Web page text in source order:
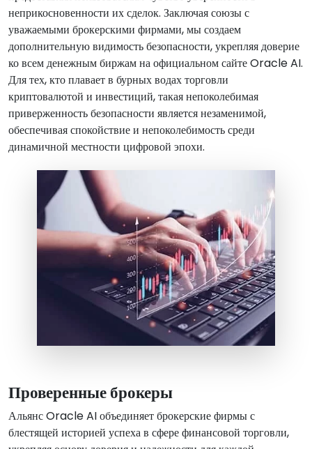
неприкосновенности их сделок. Заключая союзы с
уважаемыми брокерскими фирмами, мы создаем
дополнительную видимость безопасности, укрепляя доверие
ко всем денежным биржам на официальном сайте Oracle AI.
Для тех, кто плавает в бурных водах торговли
криптовалютой и инвестиций, такая непоколебимая
приверженность безопасности является незаменимой,
обеспечивая спокойствие и непоколебимость среди
динамичной местности цифровой эпохи.
Проверенные брокеры
Альянс Oracle AI объединяет брокерские фирмы с
блестящей историей успеха в сфере финансовой торговли,